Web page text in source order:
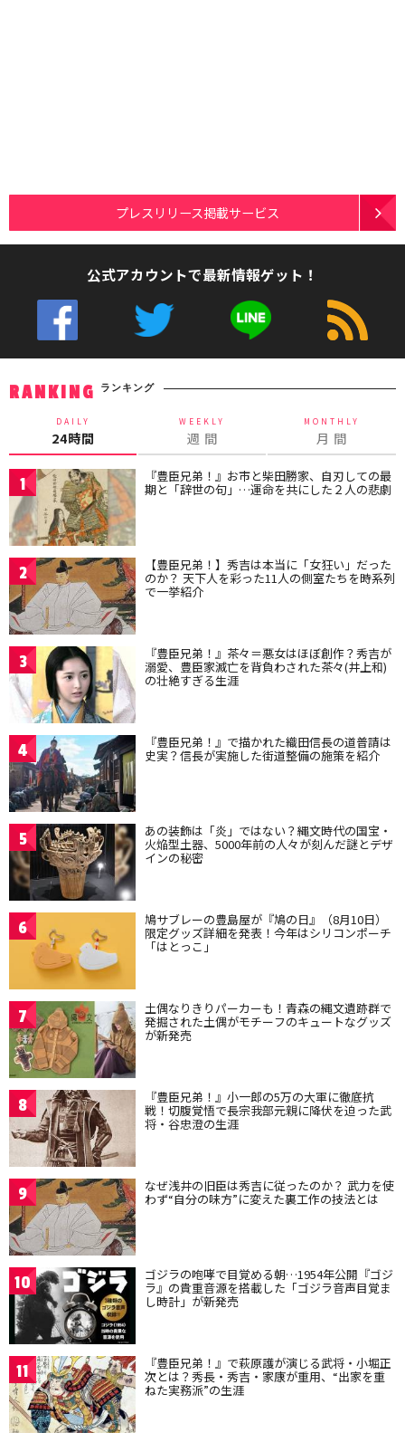
プレスリリース掲載サービス
公式アカウントで最新情報ゲット！
RANKING ランキング
DAILY
24時間
WEEKLY
週 間
MONTHLY
月 間
1 『豊臣兄弟！』お市と柴田勝家、自刃しての最
期と「辞世の句」…運命を共にした２人の悲劇
2 【豊臣兄弟！】秀吉は本当に「女狂い」だった
のか？ 天下人を彩った11人の側室たちを時系列
で一挙紹介
3 『豊臣兄弟！』茶々＝悪女はほぼ創作？秀吉が
溺愛、豊臣家滅亡を背負わされた茶々(井上和)
の壮絶すぎる生涯
4 『豊臣兄弟！』で描かれた織田信長の道普請は
史実？信長が実施した街道整備の施策を紹介
5 あの装飾は「炎」ではない？縄文時代の国宝・
火焔型土器、5000年前の人々が刻んだ謎とデザ
インの秘密
6 鳩サブレーの豊島屋が『鳩の日』（8月10日）
限定グッズ詳細を発表！今年はシリコンポーチ
「はとっこ」
7 土偶なりきりパーカーも！青森の縄文遺跡群で
発掘された土偶がモチーフのキュートなグッズ
が新発売
8 『豊臣兄弟！』小一郎の5万の大軍に徹底抗
戦！切腹覚悟で長宗我部元親に降伏を迫った武
将・谷忠澄の生涯
9 なぜ浅井の旧臣は秀吉に従ったのか？ 武力を使
わず“自分の味方”に変えた裏工作の技法とは
10 ゴジラの咆哮で目覚める朝…1954年公開『ゴジ
ラ』の貴重音源を搭載した「ゴジラ音声目覚ま
し時計」が新発売
11 『豊臣兄弟！』で萩原護が演じる武将・小堀正
次とは？秀長・秀吉・家康が重用、“出家を重
ねた実務派”の生涯